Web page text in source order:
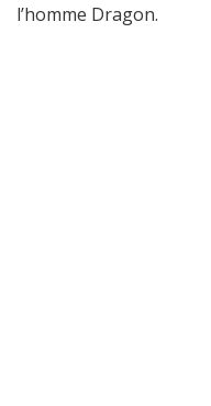
l’homme Dragon.